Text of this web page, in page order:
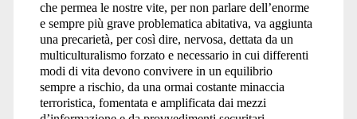
che permea le nostre vite, per non parlare dell’enorme
e sempre più grave problematica abitativa, va aggiunta
una precarietà, per così dire, nervosa, dettata da un
multiculturalismo forzato e necessario in cui differenti
modi di vita devono convivere in un equilibrio
sempre a rischio, da una ormai costante minaccia
terroristica, fomentata e amplificata dai mezzi